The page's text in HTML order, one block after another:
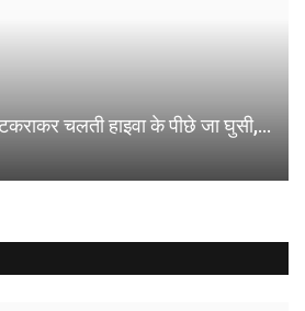
चलती हाइवा के पीछे जा घुसी,...